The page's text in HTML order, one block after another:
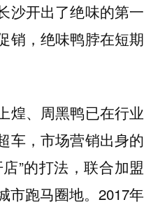
沙开出了绝味的第一
销，绝味鸭脖在短期
煌、周黑鸭已在行业
车，市场营销出身的
”的打法，联合加盟
市跑马圈地。2017年